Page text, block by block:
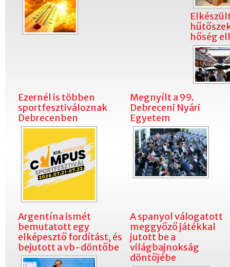
hőség
Ezernél is többen
sportfesztiváloznak
Debrecenben
Megnyílt a 99.
Debreceni Nyári
Egyetem
Argentína ismét
bemutatott egy
elképesztő fordítást, és
bejutott a vb-döntőbe
A spanyol válogatott
meggyőző játékkal
jutott be a
világbajnokság
döntőjébe